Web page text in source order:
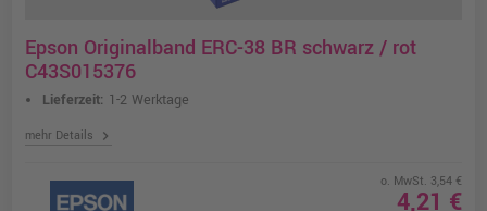
Epson Originalband ERC-38 BR schwarz / rot
C43S015376
Lieferzeit: 1-2 Werktage
mehr Details chevron_right
o. MwSt. 3,54 €
4,21 €